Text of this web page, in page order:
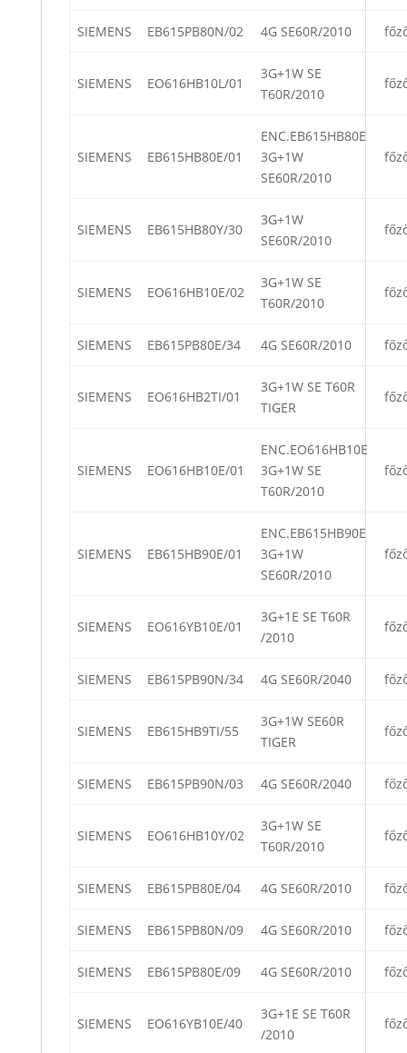
SIEMENS EB615PB80N/02 4G SE60R/2010
SIEMENS EO616HB10L/01
3G+1W SE
T60R/2010
SIEMENS EB615HB80E/01
ENC.EB615HB80E
3G+1W
SE60R/2010
SIEMENS EB615HB80Y/30
3G+1W
SE60R/2010
SIEMENS EO616HB10E/02
3G+1W SE
T60R/2010
SIEMENS EB615PB80E/34 4G SE60R/2010
SIEMENS EO616HB2TI/01
3G+1W SE T60R
TIGER
SIEMENS EO616HB10E/01
ENC.EO616HB10E
3G+1W SE
T60R/2010
SIEMENS EB615HB90E/01
ENC.EB615HB90E
3G+1W
SE60R/2010
SIEMENS EO616YB10E/01
3G+1E SE T60R
/2010
SIEMENS EB615PB90N/34 4G SE60R/2040
SIEMENS EB615HB9TI/55
3G+1W SE60R
TIGER
SIEMENS EB615PB90N/03 4G SE60R/2040
SIEMENS EO616HB10Y/02
3G+1W SE
T60R/2010
SIEMENS EB615PB80E/04 4G SE60R/2010
SIEMENS EB615PB80N/09 4G SE60R/2010
SIEMENS EB615PB80E/09 4G SE60R/2010
SIEMENS EO616YB10E/40
3G+1E SE T60R
/2010